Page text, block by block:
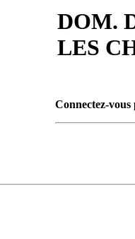
DOM.
LES
Connectez-